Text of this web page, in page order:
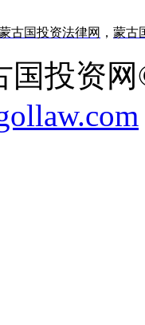
蒙古国投资法律网 ， 蒙古
国投资